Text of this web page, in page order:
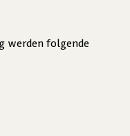
werden folgende